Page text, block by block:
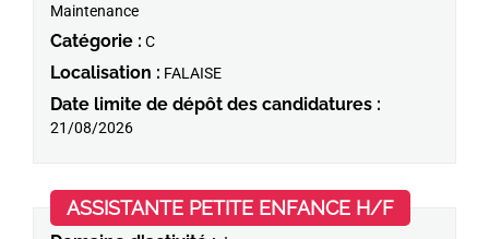
Maintenance
Catégorie : C
Localisation : FALAISE
Date limite de dépôt des candidatures :
21/08/2026
ASSISTANTE PETITE ENFANCE H/F(Nouvelle